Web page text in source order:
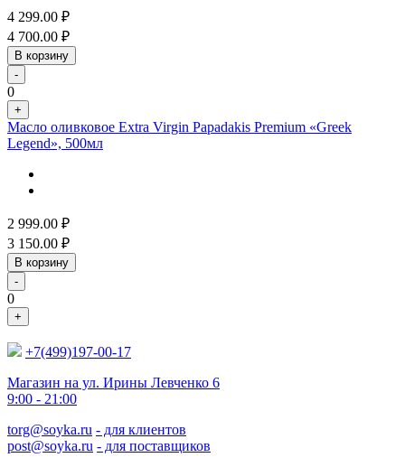
4 299.00 ₽
4 700.00 ₽
В корзину
-
0
+
Масло оливковое Extra Virgin Papadakis Premium «Greek
Legend», 500мл
2 999.00 ₽
3 150.00 ₽
В корзину
-
0
+
+7(499)197-00-17
Магазин на ул. Ирины Левченко 6
9:00 - 21:00
torg@soyka.ru - для клиентов
post@soyka.ru - для поставщиков